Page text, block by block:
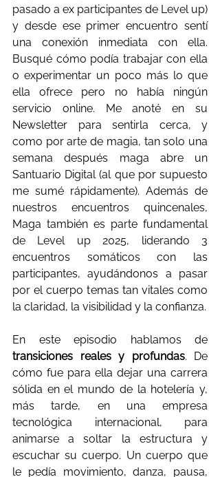
pasado a ex participantes de Level up)
y desde ese primer encuentro sentí
una conexión inmediata con ella.
Busqué cómo podía trabajar con ella
o experimentar un poco más lo que
ella ofrece pero no había ningún
servicio online. Me anoté en su
Newsletter para sentirla cerca, y
como por arte de magia, tan solo una
semana después maga abre un
Santuario Digital (al que por supuesto
me sumé rápidamente). Además de
nuestros encuentros quincenales,
Maga también es parte fundamental
de Level up 2025, liderando 3
encuentros somáticos con las
participantes, ayudándonos a pasar
por el cuerpo temas tan vitales como
la claridad, la visibilidad y la confianza.
transiciones reales y profundas. De
cómo fue para ella dejar una carrera
sólida en el mundo de la hotelería y,
más tarde, en una empresa
tecnológica internacional, para
animarse a soltar la estructura y
escuchar su cuerpo. Un cuerpo que
le pedía movimiento, danza, pausa,